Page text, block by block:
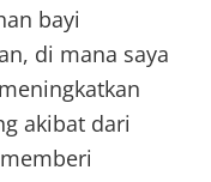
bayi
di mana saya
akibat dari